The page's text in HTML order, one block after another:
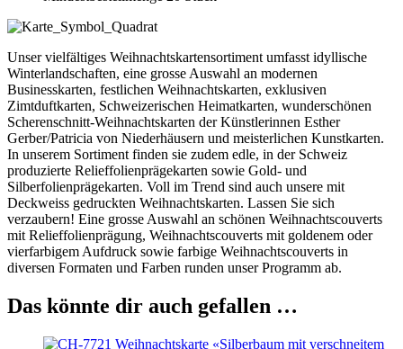
Unser vielfältiges Weihnachtskartensortiment umfasst idyllische
Winterlandschaften, eine grosse Auswahl an modernen
Businesskarten, festlichen Weihnachtskarten, exklusiven
Zimtduftkarten, Schweizerischen Heimatkarten, wunderschönen
Scherenschnitt-Weihnachtskarten der Künstlerinnen Esther
Gerber/Patricia von Niederhäusern und meisterlichen Kunstkarten.
In unserem Sortiment finden sie zudem edle, in der Schweiz
produzierte Relieffolienprägekarten sowie Gold- und
Silberfolienprägekarten. Voll im Trend sind auch unsere mit
Deckweiss gedruckten Weihnachtskarten. Lassen Sie sich
verzaubern! Eine grosse Auswahl an schönen Weihnachtscouverts
mit Relieffolienprägung, Weihnachtscouverts mit goldenem oder
vierfarbigem Aufdruck sowie farbige Weihnachtscouverts in
diversen Formaten und Farben runden unser Programm ab.
Das könnte dir auch gefallen …